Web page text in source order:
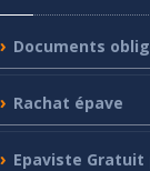
Documents
Rachat épave
Epaviste Gratuit